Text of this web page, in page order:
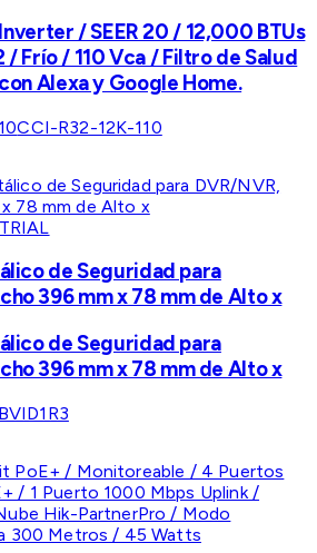
/ SEER 20 / 12,000 BTUs
/ Frío / 110 Vca / Filtro de Salud
Alexa y Google Home.
CCI-R32-12K-110
de Seguridad para
396 mm x 78 mm de Alto x
de Seguridad para
396 mm x 78 mm de Alto x